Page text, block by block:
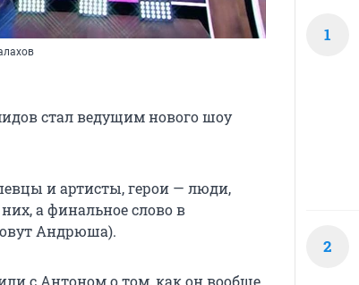
стал ведущим нового шоу
и артисты, герои — люди,
а финальное слово в
Андрюша).
с Антоном о том, как он вообще
1
2